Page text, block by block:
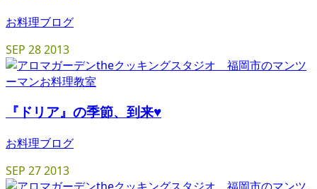
お料理ブログ
SEP 282013
『ドリア』の季節、到来♥
お料理ブログ
SEP 272013